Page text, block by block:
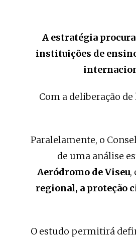
A estratégia
instituições de
Com a deliberação
Paralelamente, o
de uma análise
Aeródromo de Viseu,
regional, a proteção
O estudo permitirá